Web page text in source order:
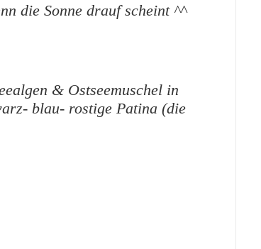
die Sonne drauf scheint ^^
& Ostseemuschel in
blau- rostige Patina (die